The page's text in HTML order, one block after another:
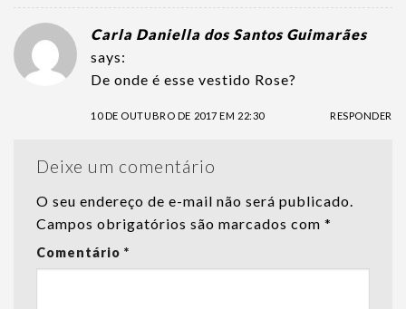
Carla Daniella dos Santos Guimarães
says:
De onde é esse vestido Rose?
10 DE OUTUBRO DE 2017 EM 22:30 RESPONDER
Deixe um comentário
O seu endereço de e-mail não será publicado.
Campos obrigatórios são marcados com *
Comentário *